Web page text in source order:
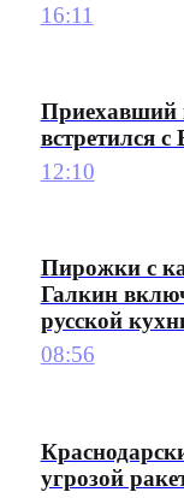
16:11
Приехавший
встретился
12:10
Пирожки с
Галкин
русской
08:56
угрозой